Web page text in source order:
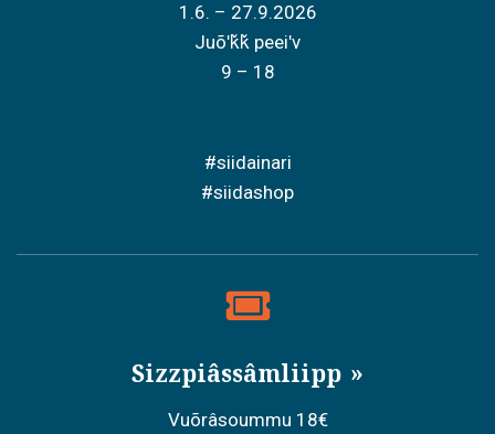
1.6. – 27.9.2026
Juõʹǩǩ peeiʹv
9 – 18
#siidainari
#siidashop
Sizzpiâssâmliipp
Vuõrâsoummu 18€